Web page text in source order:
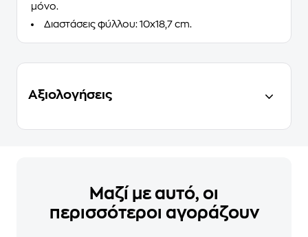
μόνο.
Διαστάσεις φύλλου: 10x18,7 cm.
Αξιολογήσεις
Μαζί με αυτό, οι
περισσότεροι αγοράζουν